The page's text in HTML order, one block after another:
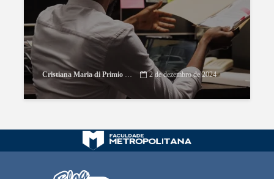
Cristiana Maria di Primio Gonçalves 2 de dezembro de 2024